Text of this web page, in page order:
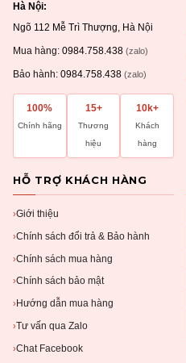
Hà Nội:
Ngõ 112 Mễ Trì Thượng, Hà Nội
Mua hàng: 0984.758.438 (zalo)
Bảo hành: 0984.758.438 (zalo)
100%
Chính hãng
15+
Thương
hiệu
10k+
Khách
hàng
HỖ TRỢ KHÁCH HÀNG
›Giới thiệu
›Chính sách đổi trả & Bảo hành
›Chính sách mua hàng
›Chính sách bảo mật
› Hướng dẫn mua hàng
›Tư vấn qua Zalo
›Chat Facebook